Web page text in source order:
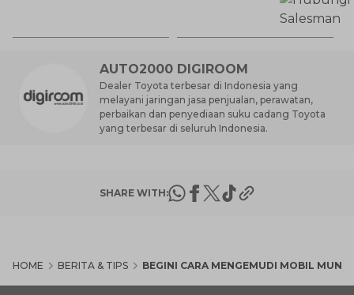
AUTO2000 DIGIROOM
Dealer Toyota terbesar di Indonesia yang
melayani jaringan jasa penjualan, perawatan,
perbaikan dan penyediaan suku cadang Toyota
yang terbesar di seluruh Indonesia.
SHARE WITH:
HOME BERITA & TIPS BEGINI CARA MENGEMUDI MOBIL